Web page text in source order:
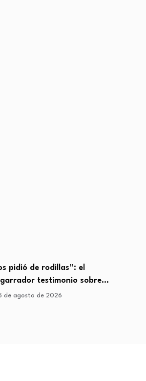
pidió de rodillas”: el
testimonio sobre…
de agosto de 2026